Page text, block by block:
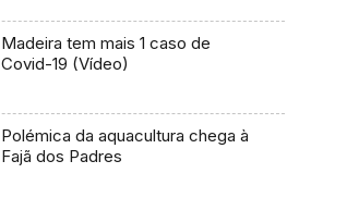
Madeira tem mais 1 caso de
Covid-19 (Vídeo)
Polémica da aquacultura chega à
Fajã dos Padres